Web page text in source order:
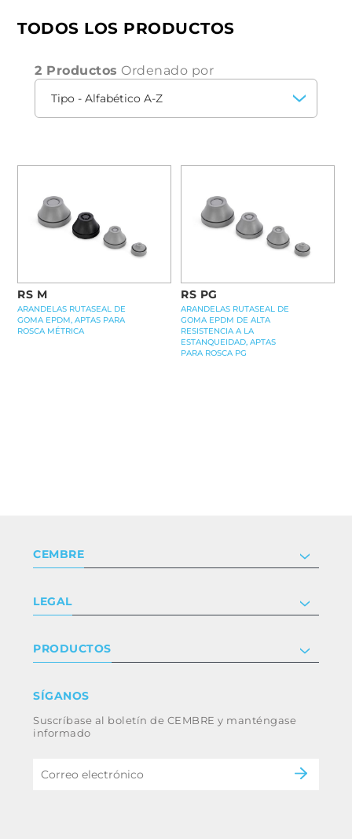
Amplia gama de medidas: disponibles para
diferentes diámetros de cable y tubo.
eléctricos y aplicaciones industriales.
TODOS LOS PRODUCTOS
2 Productos Ordenado por
RS M
ARANDELAS RUTASEAL DE
GOMA EPDM, APTAS PARA
ROSCA MÉTRICA
RS PG
ARANDELAS RUTASEAL DE
GOMA EPDM DE ALTA
RESISTENCIA A LA
ESTANQUEIDAD, APTAS
PARA ROSCA PG
CEMBRE
Certificaciones
Trabaja con nosotros
LEGAL
Términos y condiciones
Whistleblowing
Código ético y política anticorrupción del
grupo
PRODUCTOS
Industria
Energía
B2B Disclaimer
SÍGANOS
Suscríbase al boletín de CEMBRE y manténgase
informado